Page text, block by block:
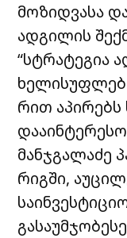
მოზიდვასა
ადგილის
“სტრატეგია
რით
მანჯგალაძე
რიგში,